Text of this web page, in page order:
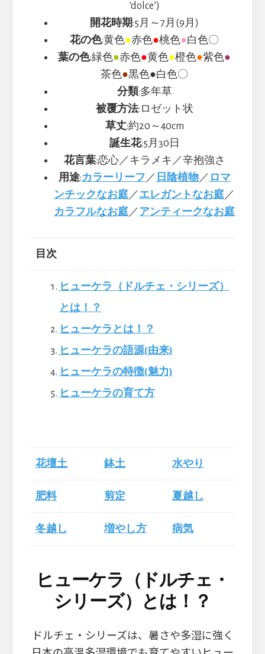
‘dolce’)
開花時期:5月～7月(9月)
花の色:黄色●赤色●桃色●白色〇
葉の色:緑色●赤色●黄色●橙色●紫色●
茶色●黒色●白色〇
分類:多年草
被覆方法:ロゼット状
草丈:約20～40cm
誕生花:5月30日
花言葉:恋心／キラメキ／辛抱強さ
用途:カラーリーフ ／ 日陰植物 ／ ロマ
ンチックなお庭／ エレガントなお庭／
カラフルなお庭／ アンティークなお庭
目次
ヒューケラ（ドルチェ・シリーズ）
とは！？
ヒューケラとは！？
ヒューケラの語源(由来)
ヒューケラの特徴(魅力)
ヒューケラの育て方
花壇土 鉢土 水やり
肥料 剪定 夏越し
冬越し 増やし方 病気
ヒューケラ（ドルチェ・
シリーズ）とは！？
ドルチェ・シリーズは、暑さや多湿に強く